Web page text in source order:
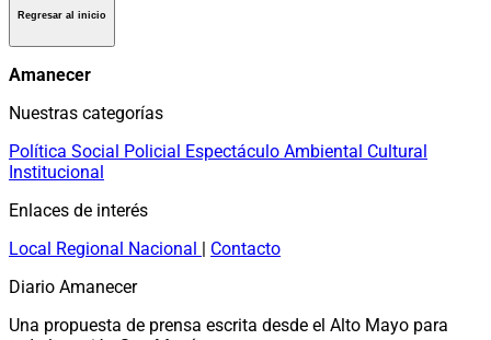
Regresar al inicio
Amanecer
Nuestras categorías
Política Social Policial Espectáculo Ambiental Cultural
Institucional
Enlaces de interés
Local Regional Nacional | Contacto
Diario Amanecer
Una propuesta de prensa escrita desde el Alto Mayo para